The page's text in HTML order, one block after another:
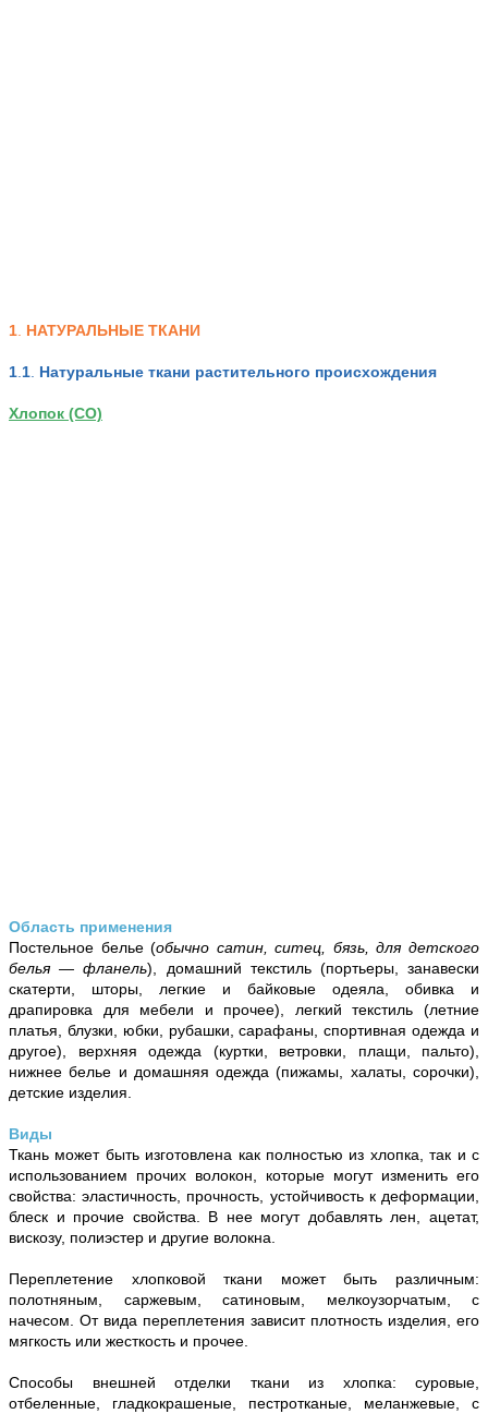
1. НАТУРАЛЬНЫЕ ТКАНИ
1.1. Натуральные ткани растительного происхождения
Хлопок (СО)
Область применения
Постельное белье (обычно сатин, ситец, бязь, для детского
белья — фланель), домашний текстиль (портьеры, занавески
скатерти, шторы, легкие и байковые одеяла, обивка и
драпировка для мебели и прочее), легкий текстиль (летние
платья, блузки, юбки, рубашки, сарафаны, спортивная одежда и
другое), верхняя одежда (куртки, ветровки, плащи, пальто),
нижнее белье и домашняя одежда (пижамы, халаты, сорочки),
детские изделия.
Виды
Ткань может быть изготовлена как полностью из хлопка, так и с
использованием прочих волокон, которые могут изменить его
свойства: эластичность, прочность, устойчивость к деформации,
блеск и прочие свойства. В нее могут добавлять лен, ацетат,
вискозу, полиэстер и другие волокна.
Переплетение хлопковой ткани может быть различным:
полотняным, саржевым, сатиновым, мелкоузорчатым, с
начесом. От вида переплетения зависит плотность изделия, его
мягкость или жесткость и прочее.
Способы внешней отделки ткани из хлопка: суровые,
отбеленные, гладкокрашеные, пестротканые, меланжевые, с